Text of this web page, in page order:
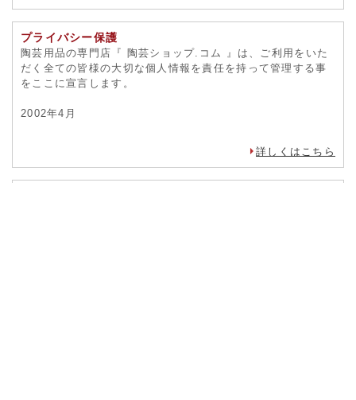
プライバシー保護
陶芸用品の専門店『 陶芸ショップ.コム 』は、ご利用をいた
だく全ての皆様の大切な個人情報を責任を持って管理する事
をここに宣言します。
2002年4月
詳しくはこちら